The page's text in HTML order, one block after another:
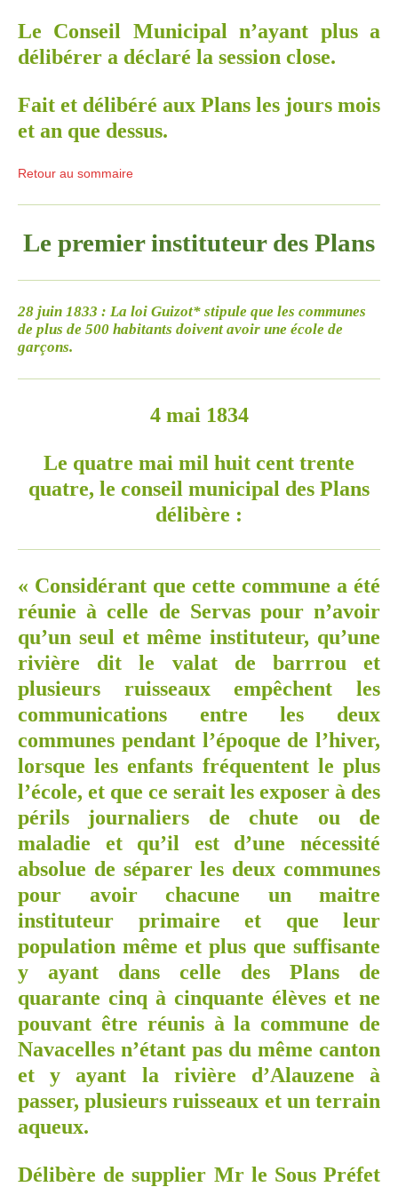
Le Conseil Municipal n’ayant plus a
délibérer a déclaré la session close.
Fait et délibéré aux Plans les jours mois
et an que dessus.
Retour au sommaire
Le premier instituteur des Plans
28 juin 1833 : La loi Guizot* stipule que les communes
de plus de 500 habitants doivent avoir une école de
garçons.
4 mai 1834
Le quatre mai mil huit cent trente
quatre, le conseil municipal des Plans
délibère :
« Considérant que cette commune a été
réunie à celle de Servas pour n’avoir
qu’un seul et même instituteur, qu’une
rivière dit le valat de barrrou et
plusieurs ruisseaux empêchent les
communications entre les deux
communes pendant l’époque de l’hiver,
lorsque les enfants fréquentent le plus
l’école, et que ce serait les exposer à des
périls journaliers de chute ou de
maladie et qu’il est d’une nécessité
absolue de séparer les deux communes
pour avoir chacune un maitre
instituteur primaire et que leur
population même et plus que suffisante
y ayant dans celle des Plans de
quarante cinq à cinquante élèves et ne
pouvant être réunis à la commune de
Navacelles n’étant pas du même canton
et y ayant la rivière d’Alauzene à
passer, plusieurs ruisseaux et un terrain
aqueux.
Délibère de supplier Mr le Sous Préfet